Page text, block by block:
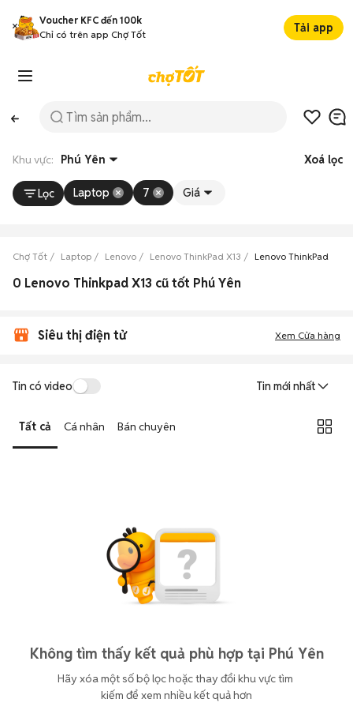
Voucher KFC đến 100k
Chỉ có trên app Chợ Tốt
Tải app
Khu vực: Phú Yên Xoá lọc
Lọc Laptop 7 Giá
Chợ Tốt Laptop Lenovo Lenovo ThinkPad X13 Lenovo ThinkPad X13
0 Lenovo Thinkpad X13 cũ tốt Phú Yên
Siêu thị điện tử Xem Cửa hàng
Tin có video Tin mới nhất
Tất cả Cá nhân Bán chuyên
Không tìm thấy kết quả phù hợp tại Phú Yên
Hãy xóa một số bộ lọc hoặc thay đổi khu vực tìm
kiếm để xem nhiều kết quả hơn